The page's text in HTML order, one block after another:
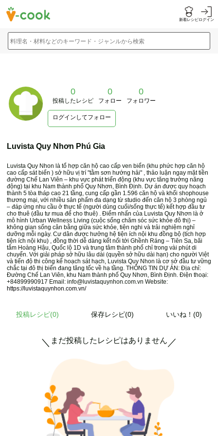
新着レシピログイン
料理名・材料などのキーワード・ジャンルから検索
0
投稿したレシピ
0
フォロー
0
フォロワー
ログインしてフォロー
Luvista Quy Nhơn Phú Gia
Luvista Quy Nhon là tổ hợp căn hộ cao cấp ven biển (khu phức hợp căn hộ
cao cấp sát biển ) sở hữu vị trí "tằm sơn hướng hải" , thảo luận ngay mặt tiền
đường Chế Lan Viên – khu vực phát triển động (khu vực tăng trưởng năng
động) tại khu Nam thành phố Quy Nhơn, Bình Định. Dự án được quy hoạch
thành 5 tòa tháp cao 21 tầng, cung cấp gần 1.596 căn hộ và khối shophouse
thương mại, với nhiều sản phẩm đa dạng từ studio đến căn hộ 3 phòng ngủ
– đáp ứng nhu cầu ở thực tế (người dùng cuối/sống thực tế) kết hợp đầu tư
cho thuê (đầu tư mua để cho thuê) . Điểm nhấn của Luvista Quy Nhơn là ở
mô hình Urban Wellness Living (cuộc sống chăm sóc sức khỏe đô thị) –
không gian sống cân bằng giữa sức khỏe, tiện nghi và trải nghiệm nghỉ
dưỡng mỗi ngày. Cư dân được hưởng hệ tiện ích nội khu đồng bộ (tích hợp
tiện ích nội khu) , đồng thời dễ dàng kết nối tới Ghềnh Ráng – Tiên Sa, bãi
tắm Hoàng Hậu, Quốc lộ 1D và trung tâm thành phố chỉ trong vài phút di
chuyển. Với giải pháp sở hữu lâu dài (quyền sở hữu dài hạn) cho người Việt
và tiến độ thi công kế hoạch sát hạch, Luvista Quy Nhon là cơ sở đầu tư vững
chắc tại đô thị biển đang tăng tốc về hạ tầng. THÔNG TIN DỰ ÁN: Địa chỉ:
Đường Chế Lan Viên, khu Nam thành phố Quy Nhơn, Bình Định. Điện thoại:
+84899990917 Email: info@luvistaquynhon.com.vn Website:
https://luvistaquynhon.com.vn/
投稿レシピ(0) 保存レシピ(0) いいね！(0)
＼ まだ投稿したレシピはありません ／